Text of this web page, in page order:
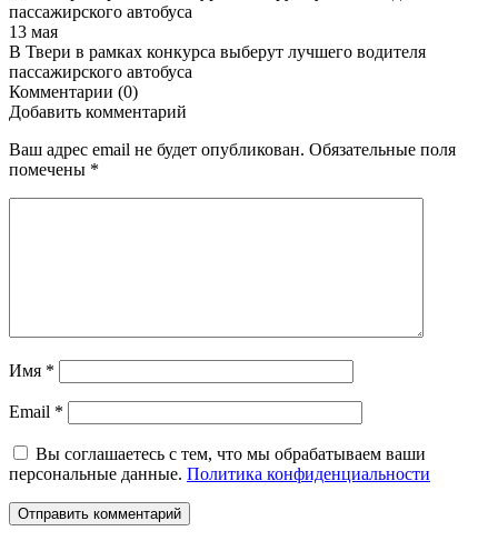
13 мая
В Твери в рамках конкурса выберут лучшего водителя
пассажирского автобуса
Комментарии (0)
Добавить комментарий
Ваш адрес email не будет опубликован. Обязательные поля
помечены *
Имя *
Email *
Вы соглашаетесь с тем, что мы обрабатываем ваши
персональные данные. Политика конфиденциальности